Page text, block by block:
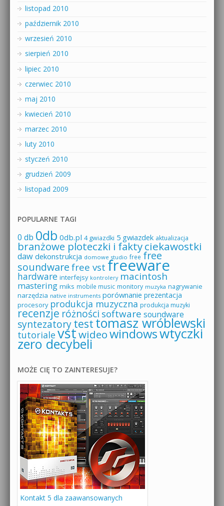
listopad 2010
październik 2010
wrzesień 2010
sierpień 2010
lipiec 2010
czerwiec 2010
maj 2010
kwiecień 2010
marzec 2010
luty 2010
styczeń 2010
grudzień 2009
listopad 2009
POPULARNE TAGI
0 db 0db 0db.pl 4 gwiazdki 5 gwiazdek aktualizacja
branżowe ploteczki i faktyciekawostki
daw dekonstrukcja domowe studio free free
soundware free vst freeware
hardware interfejsy kontrolery macintosh
mastering miks mobile music monitory muzyka nagrywanie
narzędzia native instruments porównanie prezentacja
procesory produkcja muzyczna produkcja muzyki
recenzje różności software soundware
syntezatorytesttomasz wróblewski
tutoriale vstwideowindowswtyczki
zero decybeli
MOŻE CIĘ TO ZAINTERESUJE?
Kontakt 5 dla zaawansowanych